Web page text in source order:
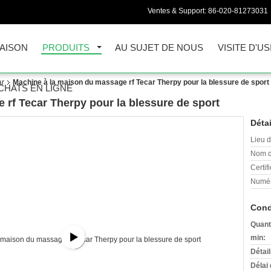
Ventes & Support: 86-020-81273031
PRODUITS AU SUJET DE NOUS VISITE
EN LIGNE
Machine à la maison du massage rf Tecar Therpy pour la blessure de sport
rf Tecar Therpy pour la blessure de sport
Lieu
Nom
min:
Délai